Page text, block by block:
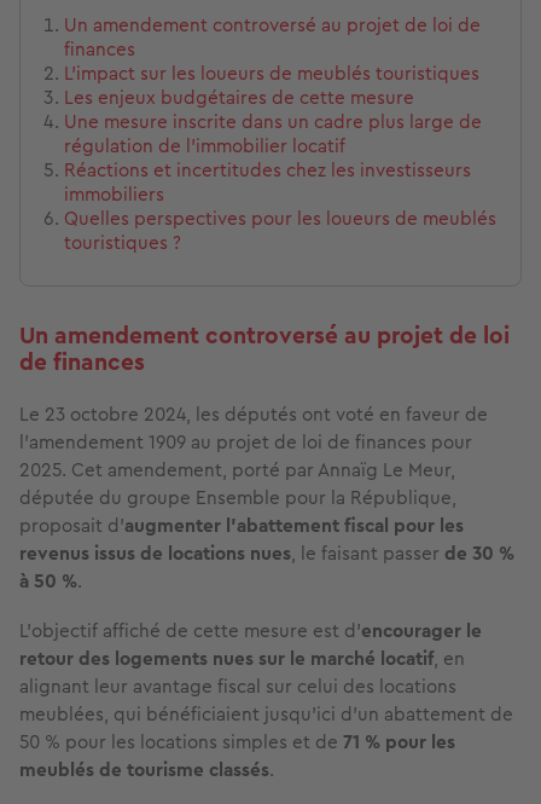
Un amendement controversé au projet de loi de
finances
L'impact sur les loueurs de meublés touristiques
Les enjeux budgétaires de cette mesure
Une mesure inscrite dans un cadre plus large de
régulation de l’immobilier locatif
Réactions et incertitudes chez les investisseurs
immobiliers
Quelles perspectives pour les loueurs de meublés
touristiques ?
Un amendement controversé au projet de loi
de finances
Le 23 octobre 2024, les députés ont voté en faveur de
l’amendement 1909 au projet de loi de finances pour
2025. Cet amendement, porté par Annaïg Le Meur,
députée du groupe Ensemble pour la République,
proposait d’augmenter l’abattement fiscal pour les
revenus issus de locations nues, le faisant passer de 30 %
à 50 %.
L’objectif affiché de cette mesure est d’encourager le
retour des logements nues sur le marché locatif, en
alignant leur avantage fiscal sur celui des locations
meublées, qui bénéficiaient jusqu’ici d’un abattement de
50 % pour les locations simples et de 71 % pour les
meublés de tourisme classés.